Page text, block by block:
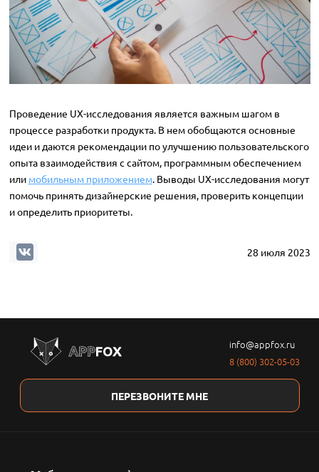
Проведение UX-исследования является важным шагом в
процессе разработки продукта. В нем обобщаются основные
идеи и даются рекомендации по улучшению пользовательского
опыта взаимодействия с сайтом, программным обеспечением
или мобильным приложением. Выводы UX-исследования могут
помочь принять дизайнерские решения, проверить концепции
и определить приоритеты.
28 июля 2023
info@appfox.ru
8 (800) 302-05-03
ПЕРЕЗВОНИТЕ МНЕ